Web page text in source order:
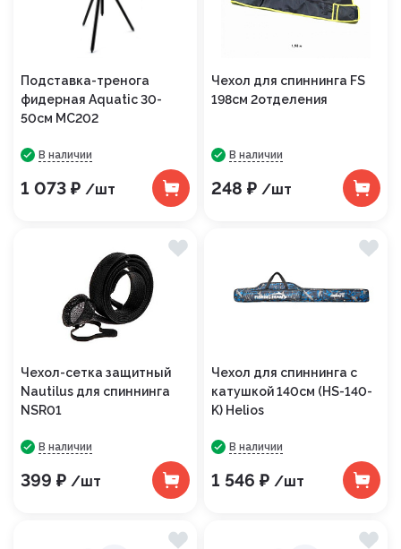
Подставка-тренога
фидерная Aquatic 30-
50см МС202
В наличии
1 073 ₽ /шт
Чехол для спиннинга FS
198см 2отделения
В наличии
248 ₽ /шт
Чехол-сетка защитный
Nautilus для спиннинга
NSR01
В наличии
399 ₽ /шт
Чехол для спиннинга с
катушкой 140см (HS-140-
K) Helios
В наличии
1 546 ₽ /шт